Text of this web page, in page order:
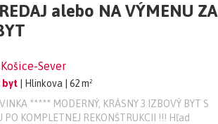
alebo NA VÝMENU ZA
Sever
byt | Hlinkova
| 62 m²
***** MODERNÝ, KRÁSNY 3 IZBOVÝ BYT S
PO KOMPLETNEJ REKONŠTRUKCII !!! Hľad